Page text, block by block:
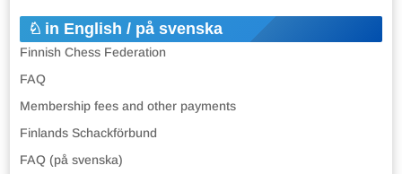
in English / på svenska
Finnish Chess Federation
FAQ
Membership fees and other payments
Finlands Schackförbund
FAQ (på svenska)